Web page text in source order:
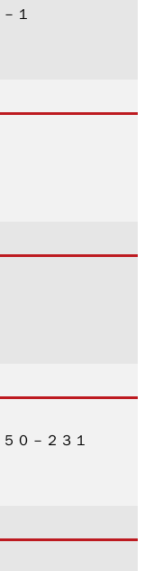
１
０－２３１